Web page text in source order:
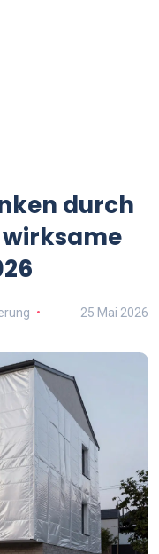
durch
wirksame
25 Mai 2026